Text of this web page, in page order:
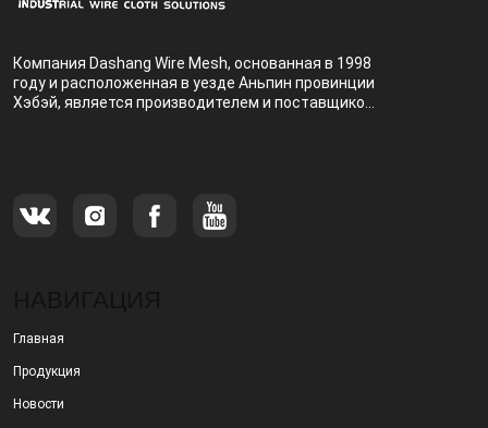
Компания Dashang Wire Mesh, основанная в 1998
году и расположенная в уезде Аньпин провинции
Хэбэй, является производителем и поставщиком,
Главная
Продукция
Новости